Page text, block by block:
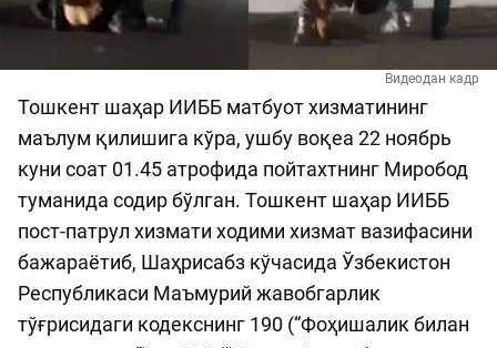
Видеодан кадр
Тошкент шаҳар ИИББ матбуот хизматининг
маълум қилишига кўра, ушбу воқеа 22 ноябрь
куни соат 01.45 атрофида пойтахтнинг Миробод
туманида содир бўлган. Тошкент шаҳар ИИББ
пост-патрул хизмати ходими хизмат вазифасини
бажараётиб, Шаҳрисабз кўчасида Ўзбекистон
Республикаси Маъмурий жавобгарлик
тўғрисидаги кодекснинг 190 (“Фоҳишалик билан